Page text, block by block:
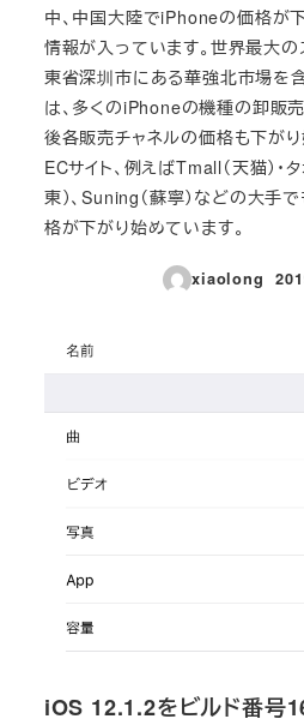
中、中国大陸でiPhoneの価格が
情報が入っています。世界最大の
東省深圳市にある華強北市場を
は、多くのiPhoneの機種の卸販
後各販売チャネルの価格も下が
ECサイト、例えばTmall（天猫）・
東）、Suning（蘇寧）などの大手
格が下がり始めています。
xiaolong
投
iOS 12.1.2をビルド番号